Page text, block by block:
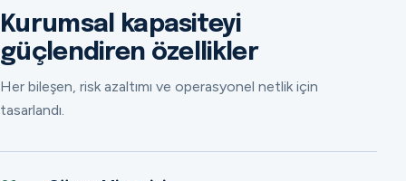
Kurumsal kapasiteyi
güçlendiren özellikler
Her bileşen, risk azaltımı ve operasyonel netlik için
tasarlandı.